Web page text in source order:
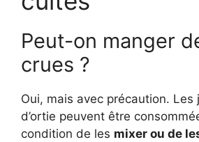
Peut-on manger
crues ?
Oui, mais avec précaution. Les
d’ortie peuvent être
condition de les mixer ou de